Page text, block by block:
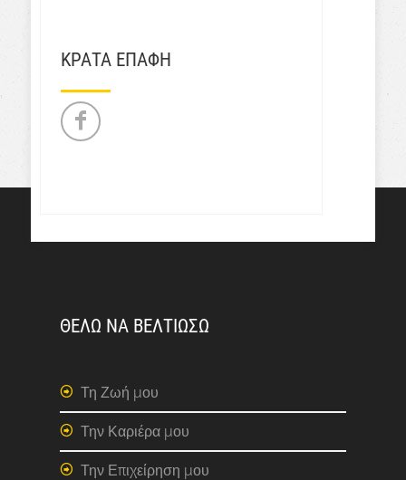
ΚΡΑΤΑ ΕΠΑΦΗ
ΘΕΛΩ ΝΑ ΒΕΛΤΙΩΣΩ
Τη Ζωή μου
Την Καριέρα μου
Την Επιχείρηση μου